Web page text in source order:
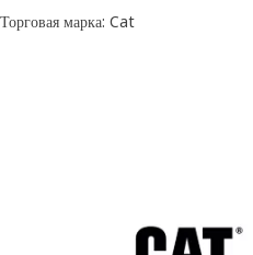
Торговая марка: Cat